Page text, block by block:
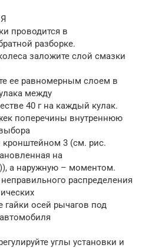
проводится в
разборке.
заложите слой смазки
ее равномерным слоем в
между
40 г на каждый кулак.
поперечины внутреннюю
3 (см. рис.
на
а наружную – моментом.
распределения
гайки осей рычагов под
углы установки и